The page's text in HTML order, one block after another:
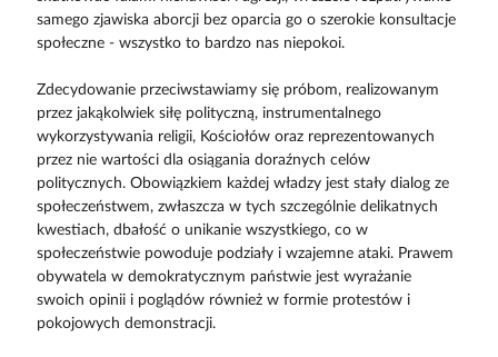
samego zjawiska aborcji bez oparcia go o szerokie konsultacje
społeczne - wszystko to bardzo nas niepokoi.
Zdecydowanie przeciwstawiamy się próbom, realizowanym
przez jakąkolwiek siłę polityczną, instrumentalnego
wykorzystywania religii, Kościołów oraz reprezentowanych
przez nie wartości dla osiągania doraźnych celów
politycznych. Obowiązkiem każdej władzy jest stały dialog ze
społeczeństwem, zwłaszcza w tych szczególnie delikatnych
kwestiach, dbałość o unikanie wszystkiego, co w
społeczeństwie powoduje podziały i wzajemne ataki. Prawem
obywatela w demokratycznym państwie jest wyrażanie
swoich opinii i poglądów również w formie protestów i
pokojowych demonstracji.